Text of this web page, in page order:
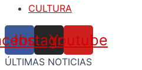
CULTURA
Instagram
Youtube
ÚLTIMAS NOTICIAS